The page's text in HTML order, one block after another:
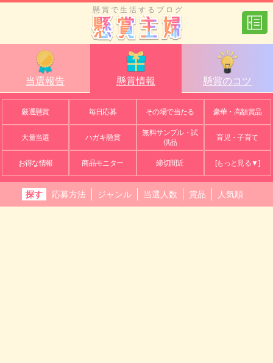
懸賞で生活するブログ
当選報告 懸賞情報 懸賞のコツ
厳選懸賞 毎日応募 その場で当たる 豪華・高額賞品
大量当選 ハガキ懸賞
無料サンプル・試
供品
育児・子育て
お得な情報 商品モニター 締切間近 [もっと見る▼]
探す 応募方法 ジャンル 当選人数 賞品 人気順